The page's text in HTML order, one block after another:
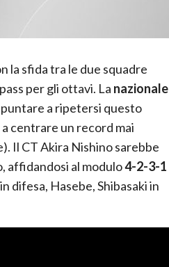
la sfida tra le due squadre
per gli ottavi. La nazionale
a ripetersi questo
centrare un record mai
Il CT Akira Nishino sarebbe
affidandosi al modulo 4-2-3-1
in difesa, Hasebe,Shibasaki in